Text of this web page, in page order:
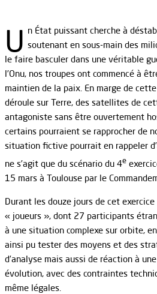
U n État puissant cherche à
soutenant en sous-main des
le faire basculer dans une véritable
l’Onu, nos troupes ont commencé à
maintien de la paix. En marge de
déroule sur Terre, des satellites de
antagoniste sans être ouvertement
certains pourraient se rapprocher de
situation fictive pourrait en rappeler
ne s’agit que du scénario du 4e
15 mars à Toulouse par le
Durant les douze jours de cet
« joueurs », dont 27 participants
à une situation complexe sur orbite,
ainsi pu tester des moyens et des
d’analyse mais aussi de réaction à
évolution, avec des contraintes
même légales.